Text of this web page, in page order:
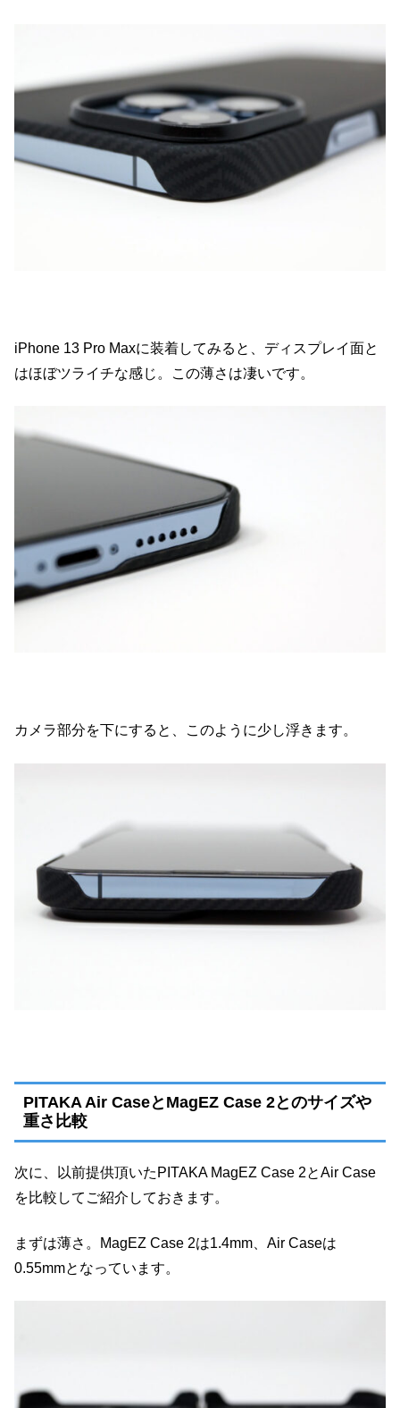
iPhone 13 Pro Maxに装着してみると、ディスプレイ面と
はほぼツライチな感じ。この薄さは凄いです。
カメラ部分を下にすると、このように少し浮きます。
PITAKA Air CaseとMagEZ Case 2とのサイズや
重さ比較
次に、以前提供頂いたPITAKA MagEZ Case 2とAir Case
を比較してご紹介しておきます。
まずは薄さ。MagEZ Case 2は1.4mm、Air Caseは
0.55mmとなっています。